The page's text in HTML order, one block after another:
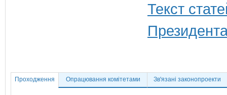
Текст
Проходження Опрацювання комітетами Зв'язані законопроекти